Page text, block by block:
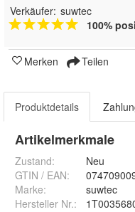
Verkäufer: suwtec
100%
Merken Teilen
Produktdetails
Artikelmerkmale
Zustand:
Neu
GTIN / EAN:
Marke:
suwtec
Hersteller Nr.: